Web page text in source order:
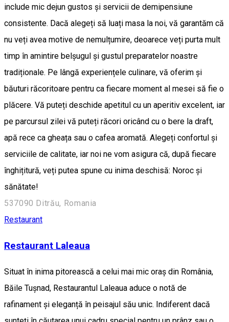
include mic dejun gustos și servicii de demipensiune
consistente. Dacă alegeți să luați masa la noi, vă garantăm că
nu veți avea motive de nemulțumire, deoarece veți purta mult
timp în amintire belșugul și gustul preparatelor noastre
tradiționale. Pe lângă experiențele culinare, vă oferim și
băuturi răcoritoare pentru ca fiecare moment al mesei să fie o
plăcere. Vă puteți deschide apetitul cu un aperitiv excelent, iar
pe parcursul zilei vă puteți răcori oricând cu o bere la draft,
apă rece ca gheața sau o cafea aromată. Alegeți confortul și
serviciile de calitate, iar noi ne vom asigura că, după fiecare
înghițitură, veți putea spune cu inima deschisă: Noroc și
sănătate!
537090 Ditrău, Romania
Restaurant
Restaurant Laleaua
Situat în inima pitorească a celui mai mic oraș din România,
Băile Tușnad, Restaurantul Laleaua aduce o notă de
rafinament și eleganță în peisajul său unic. Indiferent dacă